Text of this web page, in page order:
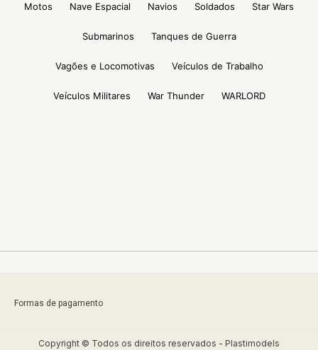
Motos Nave Espacial Navios Soldados Star Wars
Submarinos Tanques de Guerra
Vagões e Locomotivas Veículos de Trabalho
Veículos Militares War Thunder WARLORD
Formas de pagamento
Copyright © Todos os direitos reservados - Plastimodels